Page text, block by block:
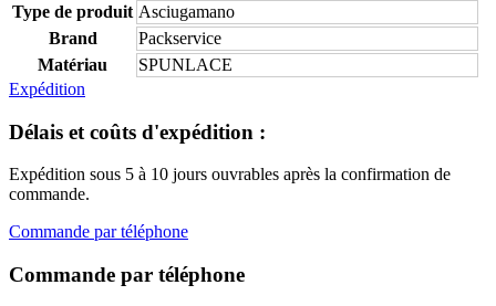
Type de produit Asciugamano
Brand
Packservice
Matériau
SPUNLACE
Expédition
Délais et coûts d'expédition :
Expédition sous 5 à 10 jours ouvrables après la confirmation de
commande.
Commande par téléphone
Commande par téléphone